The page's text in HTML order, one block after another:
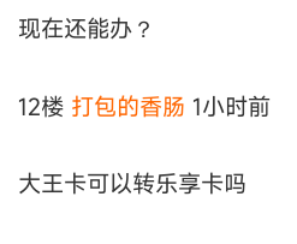
现在还能办？
12楼 打包的香肠 1小时前
大王卡可以转乐享卡吗